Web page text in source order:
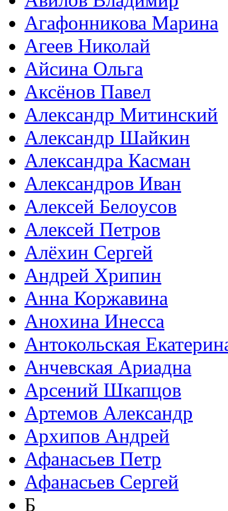
Агафонникова Марина
Агеев Николай
Айсина Ольга
Аксёнов Павел
Александр Митинский
Александр Шайкин
Александра Касман
Александров Иван
Алексей Белоусов
Алексей Петров
Алёхин Сергей
Андрей Хрипин
Анна Коржавина
Анохина Инесса
Антокольская
Анчевская Ариадна
Арсений Шкапцов
Артемов Александр
Архипов Андрей
Афанасьев Петр
Афанасьев Сергей
Б